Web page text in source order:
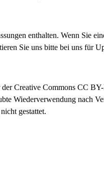
enthalten. Wenn Sie
Sie uns bitte bei uns für
Creative Commons CC
Wiederverwendung nach
gestattet.